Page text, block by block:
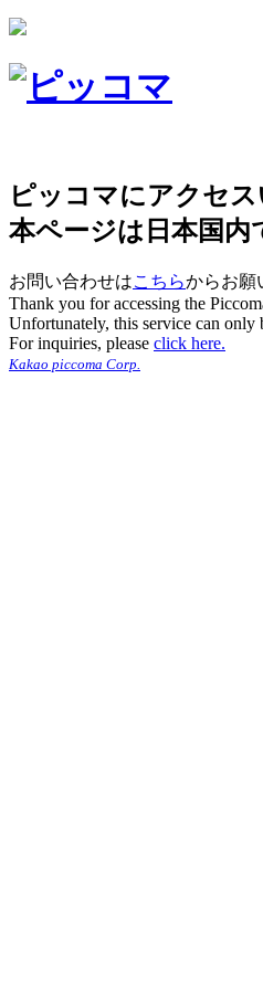
ピッコマにアクセ
本ページは日本国内
お問い合わせはこちらからお願
Thank you for accessing the
Unfortunately, this service can only
For inquiries, please click here.
Kakao piccoma Corp.